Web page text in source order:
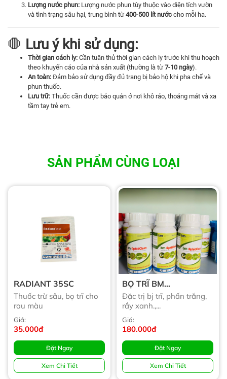
Lượng nước phun: Lượng nước phun tùy thuộc vào diện tích vườn
và tình trạng sâu hại, trung bình từ 400-500 lít nước cho mỗi ha.
🛑 Lưu ý khi sử dụng:
Thời gian cách ly: Cần tuân thủ thời gian cách ly trước khi thu hoạch
theo khuyến cáo của nhà sản xuất (thường là từ 7-10 ngày).
An toàn: Đảm bảo sử dụng đầy đủ trang bị bảo hộ khi pha chế và
phun thuốc.
Lưu trữ: Thuốc cần được bảo quản ở nơi khô ráo, thoáng mát và xa
tầm tay trẻ em.
SẢN PHẨM CÙNG LOẠI
RADIANT 35SC
Thuốc trừ sâu, bọ trĩ cho
rau màu
Giá:
35.000đ
Đặt Ngay
Xem Chi Tiết
BỌ TRĨ BM
APHIDCLEAN
Đặc trị bj trĩ, phấn trắng,
rầy xanh.,...
Giá:
180.000đ
Đặt Ngay
Xem Chi Tiết